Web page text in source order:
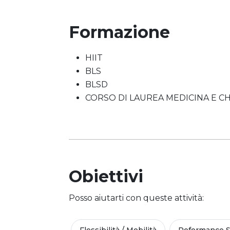
Formazione
HIIT
BLS
BLSD
CORSO DI LAUREA MEDICINA E
Obiettivi
Posso aiutarti con queste attività: